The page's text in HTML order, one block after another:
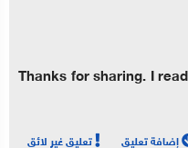
Thanks for sharing. I
إضافة تعليق تعليق غير لائق